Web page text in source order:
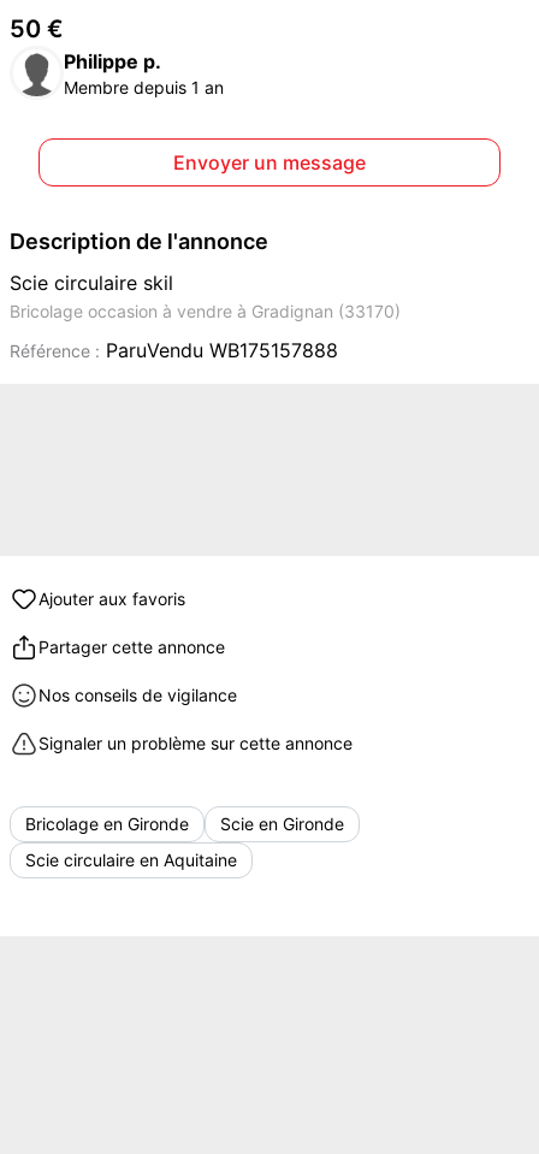
50 €
Philippe p.
Membre depuis 1 an
Envoyer un message
Description de l'annonce
Scie circulaire skil
Bricolage occasion à vendre à Gradignan (33170)
Référence : ParuVendu WB175157888
Ajouter aux favoris
Partager cette annonce
Nos conseils de vigilance
Signaler un problème sur cette annonce
Bricolage en Gironde
Scie en Gironde
Scie circulaire en Aquitaine